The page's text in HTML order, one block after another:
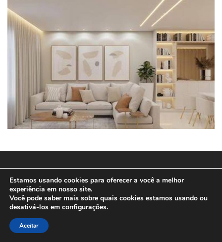
Estamos usando cookies para oferecer a você a melhor
experiência em nosso site.
Você pode saber mais sobre quais cookies estamos usando ou
desativá-los em configurações.
Aceitar